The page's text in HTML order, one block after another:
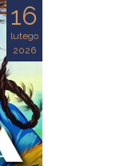
16
lutego
2026